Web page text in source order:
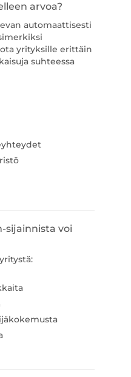
arvoa?
automaattisesti
yrityksille erittäin
suhteessa
sijainnista voi